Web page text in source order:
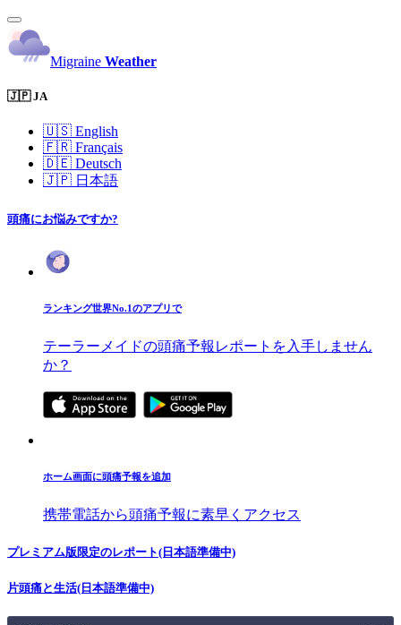
Migraine Weather
🇯🇵 JA
🇺🇸 English
🇫🇷 Français
🇩🇪 Deutsch
🇯🇵 日本語
頭痛にお悩みですか?
ランキング世界No.1のアプリで
テーラーメイドの頭痛予報レポートを入手しません
か？
ホーム画面に頭痛予報を追加
携帯電話から頭痛予報に素早くアクセス
プレミアム版限定のレポート(日本語準備中)
片頭痛と生活(日本語準備中)